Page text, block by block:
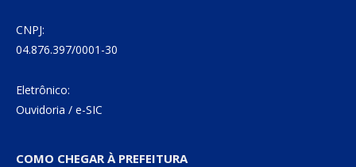
CNPJ:
04.876.397/0001-30
Eletrônico:
Ouvidoria / e-SIC
COMO CHEGAR À PREFEITURA